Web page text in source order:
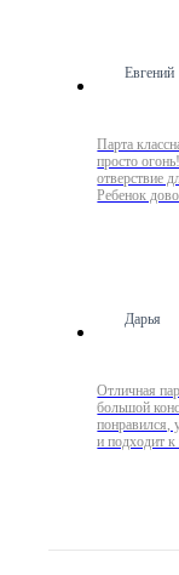
Евгений
Парта
просто
отверствие
Ребенок
Дарья
Отличная
большой
понравился,
и подходит